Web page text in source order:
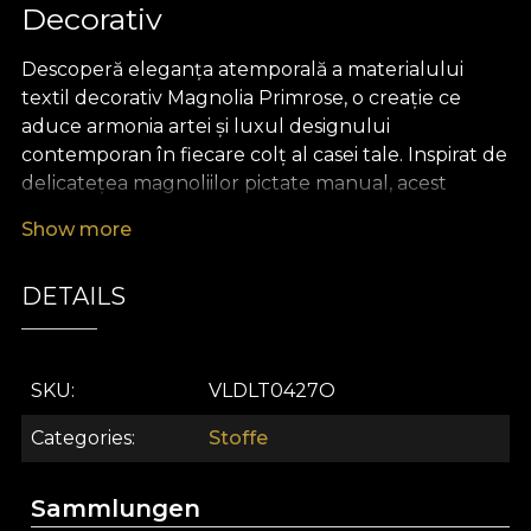
Decorativ
Descoperă eleganța atemporală a materialului
textil decorativ Magnolia Primrose, o creație ce
aduce armonia artei și luxul designului
contemporan în fiecare colț al casei tale. Inspirat de
delicatețea magnoliilor pictate manual, acest
prospețimea unei grădini în floare, invitând lumina
Cromatica pastelată, nuanțele pudrate de roz și
accentele subtile de crem creează o atmosferă
optimism și un rafinament subtil.
Materialul textil Magnolia Primrose este alegerea
perfectă pentru cei ce doresc să aducă un plus de
Poate fi folosit cu ușurință atât în realizarea
Show more
DETAILS
SKU VLDLT0427O
Categories Stoffe
Sammlungen